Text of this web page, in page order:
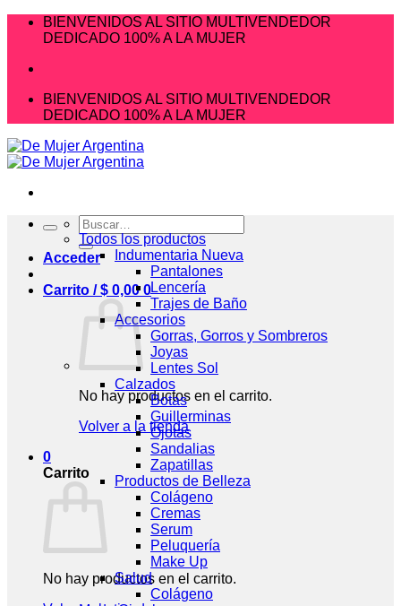
Saltar BIENVENIDOS AL SITIO MULTIVENDEDOR
DEDICADO 100% A LA MUJER
BIENVENIDOS AL SITIO MULTIVENDEDOR
DEDICADO 100% A LA MUJER
Buscar
por:
Acceder
Carrito /$ 0,00 0
No hay productos en el carrito.
Volver a la tienda
0
Carrito
No hay productos en el carrito.
Todos los productos
Indumentaria Nueva
Pantalones
Lencería
Trajes de Baño
Accesorios
Gorras, Gorros y Sombreros
Joyas
Lentes Sol
Calzados
Botas
Guillerminas
Ojotas
Sandalias
Zapatillas
Productos de Belleza
Colágeno
Cremas
Serum
Peluquería
Make Up
Salud
Colágeno